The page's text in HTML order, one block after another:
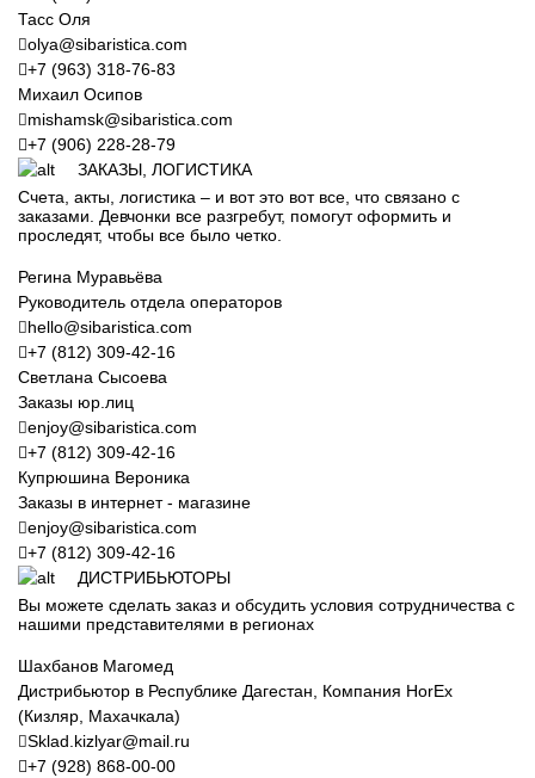
Тасс Оля
olya@sibaristica.com
+7 (963) 318-76-83
Михаил Осипов
mishamsk@sibaristica.com
+7 (906) 228-28-79
ЗАКАЗЫ, ЛОГИСТИКА
Счета, акты, логистика – и вот это вот все, что связано с
заказами. Девчонки все разгребут, помогут оформить и
проследят, чтобы все было четко.
Регина Муравьёва
Руководитель отдела операторов
hello@sibaristica.com
+7 (812) 309-42-16
Светлана Сысоева
Заказы юр.лиц
enjoy@sibaristica.com
+7 (812) 309-42-16
Купрюшина Вероника
Заказы в интернет - магазине
enjoy@sibaristica.com
+7 (812) 309-42-16
ДИСТРИБЬЮТОРЫ
Вы можете сделать заказ и обсудить условия сотрудничества с
нашими представителями в регионах
Шахбанов Магомед
Дистрибьютор в Республике Дагестан, Компания HorEx
(Кизляр, Махачкала)
Sklad.kizlyar@mail.ru
+7 (928) 868-00-00